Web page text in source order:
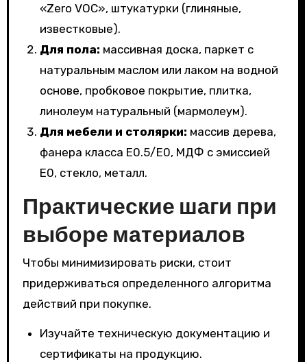
«Zero VOC», штукатурки (глиняные,
известковые).
Для пола: массивная доска, паркет с
натуральным маслом или лаком на водной
основе, пробковое покрытие, плитка,
линолеум натуральный (мармолеум).
Для мебели и столярки: массив дерева,
фанера класса E0.5/E0, МДФ с эмиссией
E0, стекло, металл.
Практические шаги при
выборе материалов
Чтобы минимизировать риски, стоит
придерживаться определенного алгоритма
действий при покупке.
Изучайте техническую документацию и
сертификаты на продукцию.